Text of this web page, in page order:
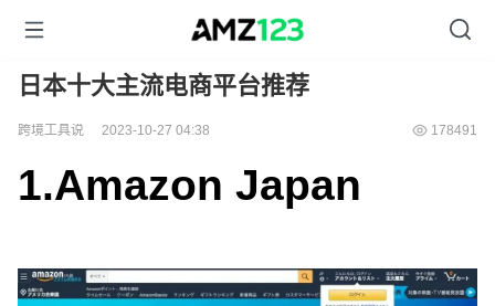
日本十大主流电商平台推荐
跨境工具说 2023-10-27 04:38 178491
1.Amazon Japan